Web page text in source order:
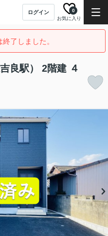
ログイン
お気に入り
0
了しました。
良駅） 2階建 ４